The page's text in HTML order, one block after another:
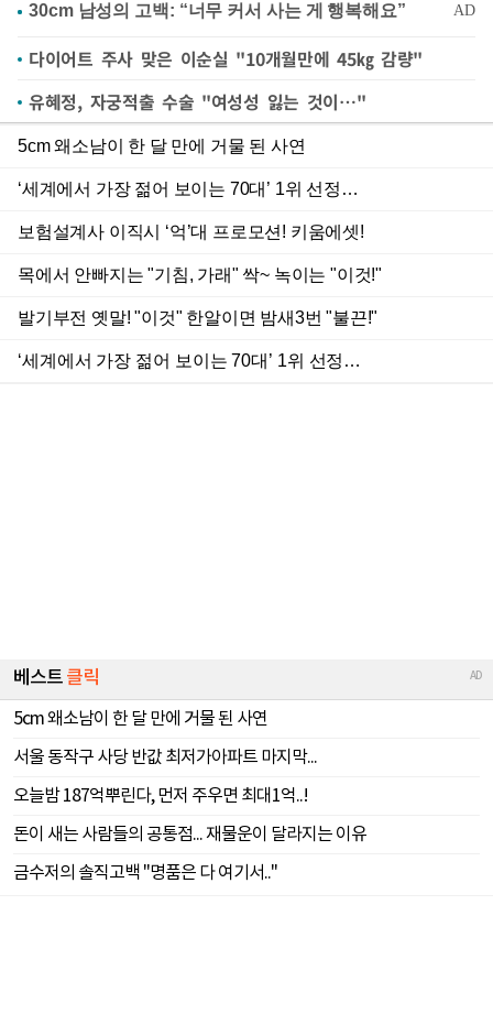
다이어트 주사 맞은 이순실 "10개월만에 45㎏ 감량"
유혜정, 자궁적출 수술 "여성성 잃는 것이…"